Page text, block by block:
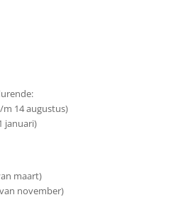
m 14 augustus)
januari)
maart)
november)